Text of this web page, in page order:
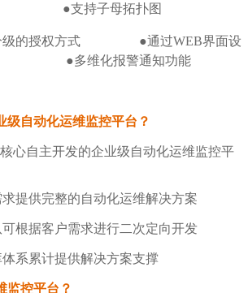
●支持子母拓扑图
分级的授权方式 ●通过WEB界面设
结果 ●多维化报警通知功能
级自动化运维监控平台？
心自主开发的企业级自动化运维监控平
提供完整的自动化运维解决方案
根据客户需求进行二次定向开发
系累计提供解决方案支撑
监控平台？